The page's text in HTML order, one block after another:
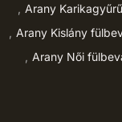
Arany
Arany Kislány
Arany Női